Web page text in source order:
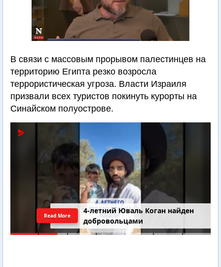
В связи с массовым прорывом палестинцев на
территорию Египта резко возросла
террористическая угроза. Власти Израиля
призвали всех туристов покинуть курорты на
Синайском полуострове.
4-летний Юваль Коган найден
добровольцами
Read More